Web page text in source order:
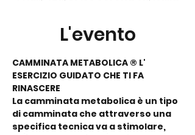
L'evento
CAMMINATA METABOLICA ® L'
ESERCIZIO GUIDATO CHE TI FA
RINASCERE
La camminata metabolica è un tipo
di camminata che attraverso una
specifica tecnica va a stimolare,